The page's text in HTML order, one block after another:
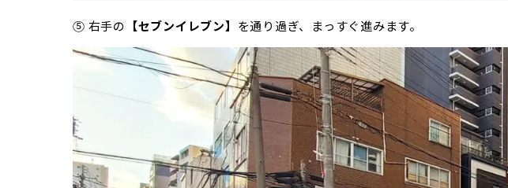
⑤ 右手の 【セブンイレブン】 を通り過ぎ、まっすぐ進みます。